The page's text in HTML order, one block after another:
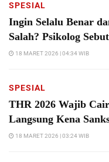
SPESIAL
Ingin Selalu Benar
Salah? Psikolog
18 MARET 2026 | 04:34 WIB
SPESIAL
THR 2026 Wajib
Langsung Kena
18 MARET 2026 | 03:24 WIB